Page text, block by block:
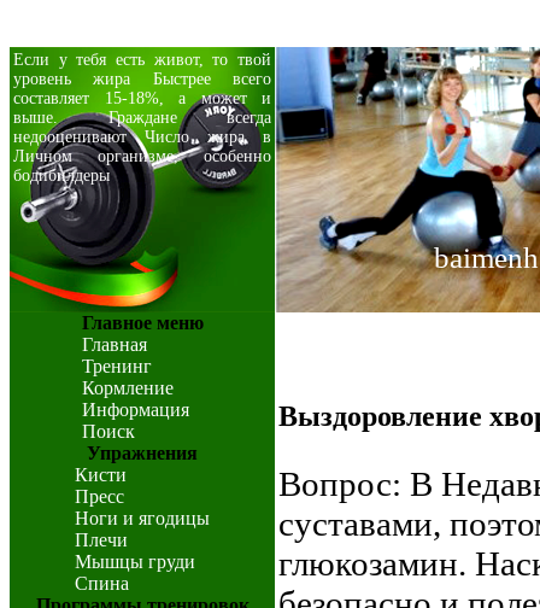
Если у тебя есть живот, то твой
уровень жира Быстрее всего
составляет 15-18%, а может и
выше. Граждане всегда
недооценивают Число жира в
Личном организме, особенно
бодибилдеры
Главное меню
Главная
Тренинг
Кормление
Информация
Поиск
Упражнения
Кисти
Пресс
Ноги и ягодицы
Плечи
Мышцы груди
Спина
Выздоровление
Вопрос: В
суставами,
глюкозамин.